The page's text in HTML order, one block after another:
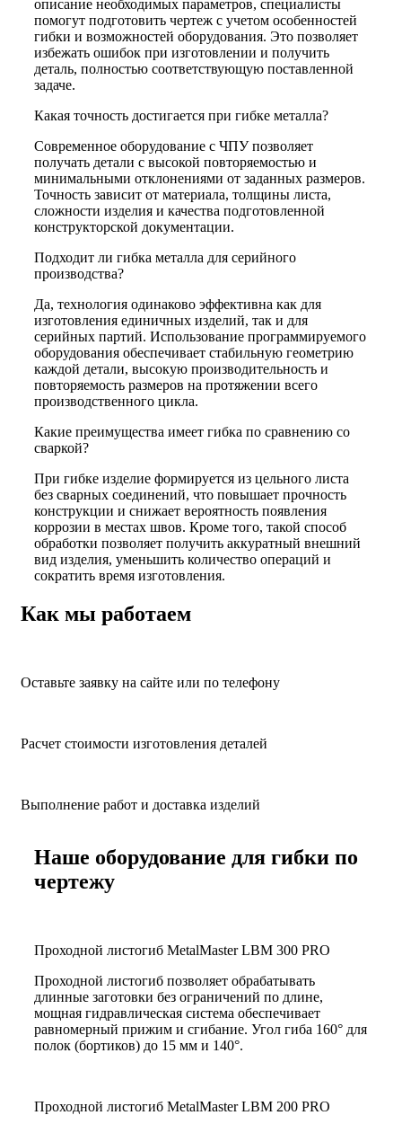
описание необходимых параметров, специалисты
помогут подготовить чертеж с учетом особенностей
гибки и возможностей оборудования. Это позволяет
избежать ошибок при изготовлении и получить
деталь, полностью соответствующую поставленной
задаче.
Какая точность достигается при гибке металла?
Современное оборудование с ЧПУ позволяет
получать детали с высокой повторяемостью и
минимальными отклонениями от заданных размеров.
Точность зависит от материала, толщины листа,
сложности изделия и качества подготовленной
конструкторской документации.
Подходит ли гибка металла для серийного
производства?
Да, технология одинаково эффективна как для
изготовления единичных изделий, так и для
серийных партий. Использование программируемого
оборудования обеспечивает стабильную геометрию
каждой детали, высокую производительность и
повторяемость размеров на протяжении всего
производственного цикла.
Какие преимущества имеет гибка по сравнению со
сваркой?
При гибке изделие формируется из цельного листа
без сварных соединений, что повышает прочность
конструкции и снижает вероятность появления
коррозии в местах швов. Кроме того, такой способ
обработки позволяет получить аккуратный внешний
вид изделия, уменьшить количество операций и
сократить время изготовления.
Как мы работаем
Оставьте заявку на сайте или по телефону
Расчет стоимости изготовления деталей
Выполнение работ и доставка изделий
Наше оборудование для гибки по
чертежу
Проходной листогиб MetalMaster LBM 300 PRO
Проходной листогиб позволяет обрабатывать
длинные заготовки без ограничений по длине,
мощная гидравлическая система обеспечивает
равномерный прижим и сгибание. Угол гиба 160° для
полок (бортиков) до 15 мм и 140°.
Проходной листогиб MetalMaster LBM 200 PRO